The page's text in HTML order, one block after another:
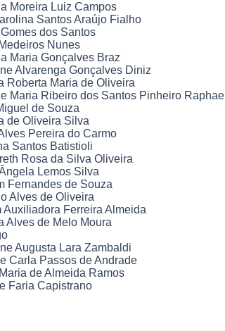
Moreira Luiz Campos
Santos Araújo Fialho
dos Santos
Nunes
Maria Gonçalves Braz
Alvarenga Gonçalves Diniz
Roberta Maria de Oliveira
Maria Ribeiro dos Santos Pinheiro Raphael
de Souza
de Oliveira Silva
Pereira do Carmo
Santos Batistioli
Rosa da Silva Oliveira
Lemos Silva
Fernandes de Souza
Alves de Oliveira
Auxiliadora Ferreira Almeida
Alves de Melo Moura
Augusta Lara Zambaldi
Carla Passos de Andrade
de Almeida Ramos
Faria Capistrano